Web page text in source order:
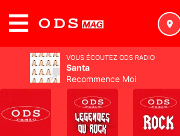
VOUS ÉCOUTEZ ODS RADIO
Santa
Recommence Moi